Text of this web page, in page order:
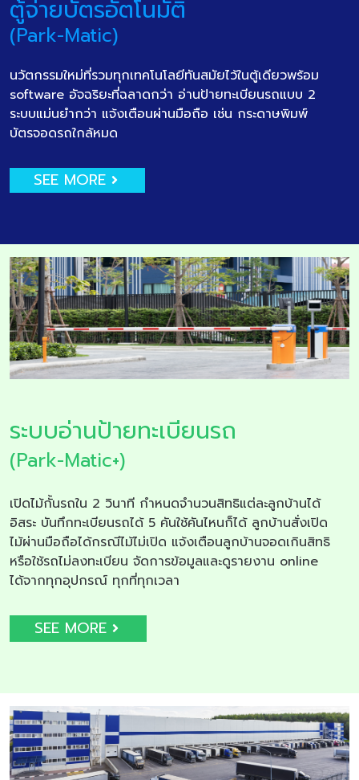
ตู้จ่ายบัตรอัตโนมัติ
(Park-Matic)
นวัตกรรมใหม่ที่รวมทุกเทคโนโลยีทันสมัยไว้ในตู้เดียวพร้อม
software อัจฉริยะที่ฉลาดกว่า อ่านป้ายทะเบียนรถแบบ 2
ระบบแม่นยำกว่า แจ้งเตือนผ่านมือถือ เช่น กระดาษพิมพ์
บัตรจอดรถใกล้หมด
SEE MORE
ระบบอ่านป้ายทะเบียนรถ
(Park-Matic+)
เปิดไม้กั้นรถใน 2 วินาที กำหนดจำนวนสิทธิแต่ละลูกบ้านได้
อิสระ บันทึกทะเบียนรถได้ 5 คันใช้คันไหนก็ได้ ลูกบ้านสั่งเปิด
ไม้ผ่านมือถือได้กรณีไม้ไม่เปิด แจ้งเตือนลูกบ้านจอดเกินสิทธิ
หรือใช้รถไม่ลงทะเบียน จัดการข้อมูลและดูรายงาน online
ได้จากทุกอุปกรณ์ ทุกที่ทุกเวลา
SEE MORE